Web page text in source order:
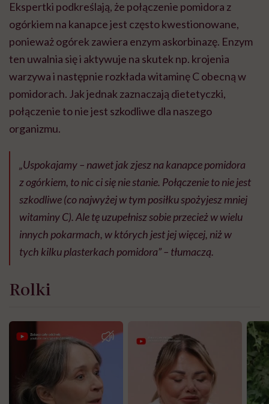
Ekspertki podkreślają, że połączenie pomidora z
ogórkiem na kanapce jest często kwestionowane,
ponieważ ogórek zawiera enzym askorbinazę. Enzym
ten uwalnia się i aktywuje na skutek np. krojenia
warzywa i następnie rozkłada witaminę C obecną w
pomidorach. Jak jednak zaznaczają dietetyczki,
połączenie to nie jest szkodliwe dla naszego
organizmu.
„Uspokajamy – nawet jak zjesz na kanapce pomidora
z ogórkiem, to nic ci się nie stanie. Połączenie to nie jest
szkodliwe (co najwyżej w tym posiłku spożyjesz mniej
witaminy C). Ale tę uzupełnisz sobie przecież w wielu
innych pokarmach, w których jest jej więcej, niż w
tych kilku plasterkach pomidora” – tłumaczą.
Rolki